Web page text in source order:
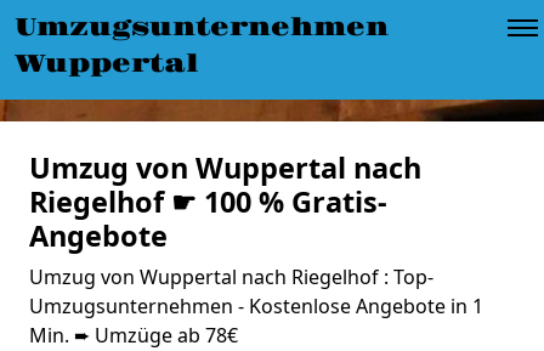
Umzugsunternehmen
Wuppertal
Umzug von Wuppertal nach
Riegelhof ☛ 100 % Gratis-
Angebote
Umzug von Wuppertal nach Riegelhof : Top-
Umzugsunternehmen - Kostenlose Angebote in 1
Min. ➨ Umzüge ab 78€